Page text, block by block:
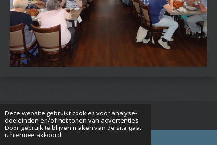
Deze website gebruikt cookies voor analyse-
doeleinden en/of het tonen van advertenties.
Door gebruik te blijven maken van de site gaat
u hiermee akkoord.
© 2015 - 2026 Seniorenverenigingrijsbergen.nl